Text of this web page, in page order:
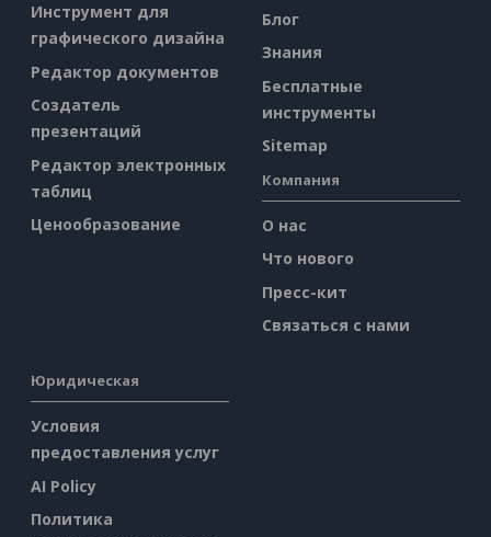
Инструмент для
графического дизайна
Редактор документов
Создатель
презентаций
Редактор электронных
таблиц
Ценообразование
Блог
Знания
Бесплатные
инструменты
Sitemap
Компания
О нас
Что нового
Пресс-кит
Связаться с нами
Юридическая
Условия
предоставления услуг
AI Policy
Политика